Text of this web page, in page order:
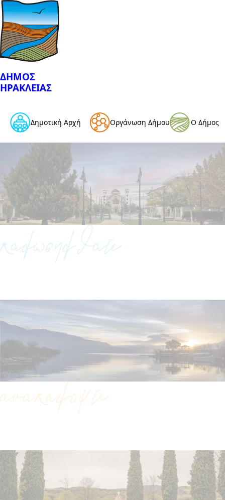
ΔΗΜΟΣ
ΗΡΑΚΛΕΙΑΣ
Δημοτική Αρχή Οργάνωση Δήμου Ο Δήμος